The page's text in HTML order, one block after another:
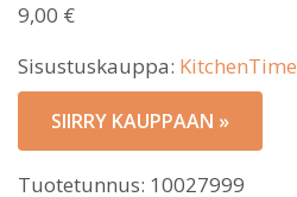
9,00 €
Sisustuskauppa: KitchenTime
SIIRRY KAUPPAAN »
Tuotetunnus: 10027999